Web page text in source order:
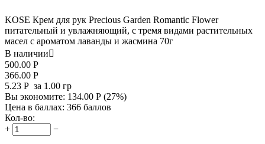
KOSE Крем для рук Precious Garden Romantic Flower
питательный и увлажняющий, c тремя видами растительных
масел с ароматом лаванды и жасмина 70г
В наличии
500.00 Р
366.00 Р
5.23 Р за 1.00 гр
Вы экономите: 134.00 Р (27%)
Цена в баллах: 366 баллов
Кол-во:
+
−